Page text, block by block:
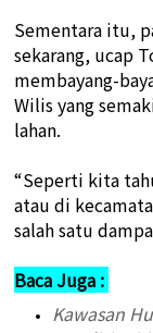
Sementara itu,
sekarang, ucap
membayang-
Wilis yang
lahan.
“Seperti kita
atau di
salah satu
Baca Juga :
Kawasan